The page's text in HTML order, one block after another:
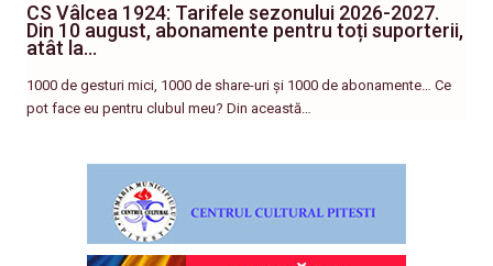
CS Vâlcea 1924: Tarifele sezonului 2026-2027.
Din 10 august, abonamente pentru toți suporterii,
atât la…
1000 de gesturi mici, 1000 de share-uri și 1000 de abonamente… Ce
pot face eu pentru clubul meu? Din această…